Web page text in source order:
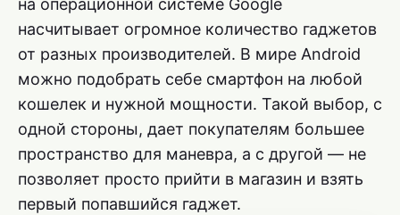
на операционной системе Google
насчитывает огромное количество гаджетов
от разных производителей. В мире Android
можно подобрать себе смартфон на любой
кошелек и нужной мощности. Такой выбор, с
одной стороны, дает покупателям большее
пространство для маневра, а с другой — не
позволяет просто прийти в магазин и взять
первый попавшийся гаджет.